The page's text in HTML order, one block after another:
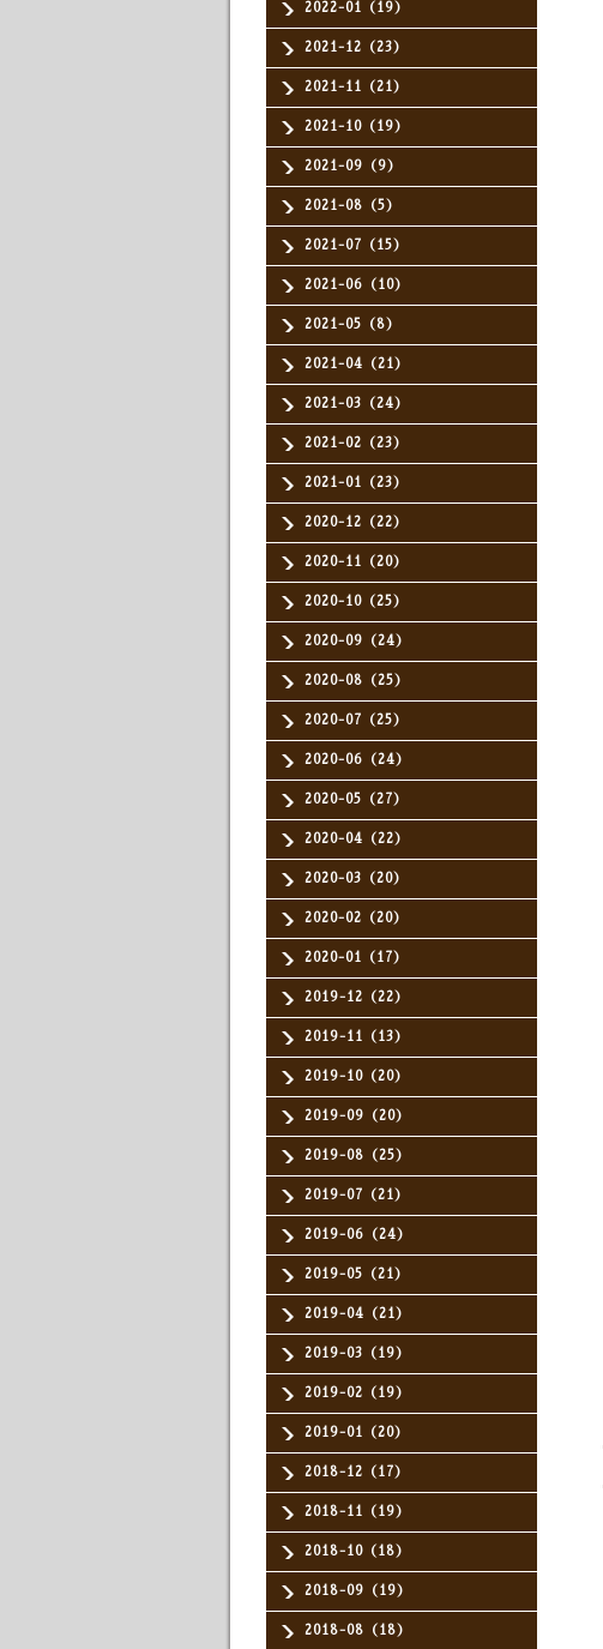
2022-01（19）
2021-12（23）
2021-11（21）
2021-10（19）
2021-09（9）
2021-08（5）
2021-07（15）
2021-06（10）
2021-05（8）
2021-04（21）
2021-03（24）
2021-02（23）
2021-01（23）
2020-12（22）
2020-11（20）
2020-10（25）
2020-09（24）
2020-08（25）
2020-07（25）
2020-06（24）
2020-05（27）
2020-04（22）
2020-03（20）
2020-02（20）
2020-01（17）
2019-12（22）
2019-11（13）
2019-10（20）
2019-09（20）
2019-08（25）
2019-07（21）
2019-06（24）
2019-05（21）
2019-04（21）
2019-03（19）
2019-02（19）
2019-01（20）
2018-12（17）
2018-11（19）
2018-10（18）
2018-09（19）
2018-08（18）